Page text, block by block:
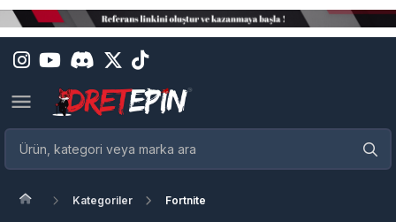
Kategoriler Fortnite